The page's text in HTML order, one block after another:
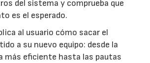
del sistema y comprueba que
es el esperado.
al usuario cómo sacar el
a su nuevo equipo: desde la
más eficiente hasta las pautas